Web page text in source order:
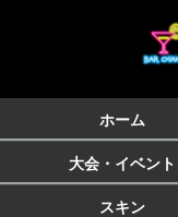
ホーム
大会・イベント
スキン